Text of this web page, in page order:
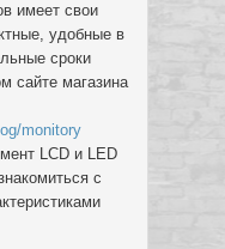
имеет свои
удобные в
сроки
сайте магазина
monitory
LCD и LED
с